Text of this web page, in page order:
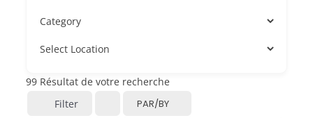
99 Résultat de votre recherche
Filter
PAR/BY